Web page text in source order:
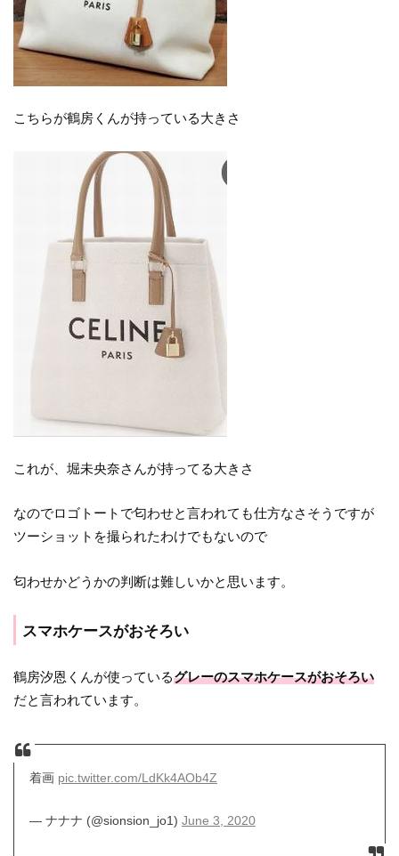
こちらが鶴房くんが持っている大きさ
これが、堀未央奈さんが持ってる大きさ
なのでロゴトートで匂わせと言われても仕方なさそうですが
ツーショットを撮られたわけでもないので
匂わせかどうかの判断は難しいかと思います。
スマホケースがおそろい
鶴房汐恩くんが使っているグレーのスマホケースがおそろい
だと言われています。
着画 pic.twitter.com/LdKk4AOb4Z
— ナナナ (@sionsion_jo1) June 3, 2020